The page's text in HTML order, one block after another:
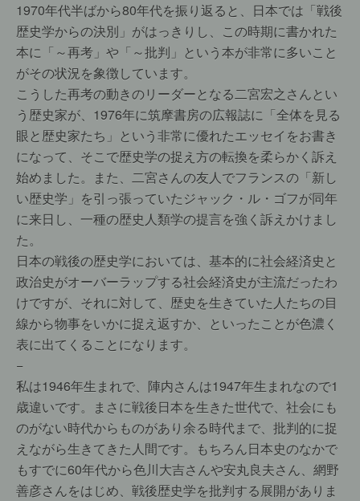
1970年代半ばから80年代を振り返ると、日本では「戦後
歴史学からの決別」がはっきりし、この時期に書かれた
本に「～再考」や「～批判」という本が非常に多いこと
がその状況を象徴しています。
こうした再考の動きのリーダーとなる二宮宏之さんとい
う歴史家が、1976年に筑摩書房の広報誌に「全体を見る
眼と歴史家たち」という非常に優れたエッセイをお書き
になって、そこで歴史学の捉え方の転換を柔らかく訴え
始めました。また、二宮さんの友人でフランスの「新し
い歴史学」を引っ張っていたジャック・ル・ゴフが同年
に来日し、一種の歴史人類学の提言を強く訴えかけまし
た。
日本の戦後の歴史学においては、基本的に社会経済史と
政治史がオーバーラップする社会経済史が主流だったわ
けですが、それに対して、歴史を生きていた人たちの目
線から物事をいかに捉え返すか、といったことが色濃く
表に出てくることになります。
−
私は1946年生まれで、陣内さんは1947年生まれなので1
歳違いです。まさに戦後日本を生きた世代で、社会にも
のがない時代からものがあり余る時代まで、批判的に捉
えながら生きてきた人間です。もちろん日本史のなかで
もすでに60年代から色川大吉さんや安丸良夫さん、網野
善彦さんをはじめ、戦後歴史学を批判する展開がありま